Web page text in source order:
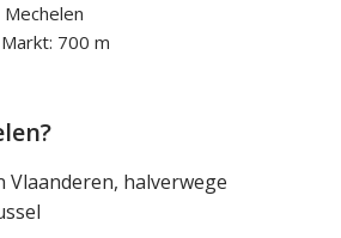
700 m
halverwege